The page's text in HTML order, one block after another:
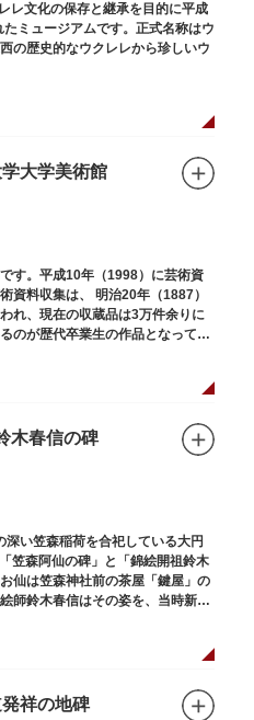
レ文化の保存と継承を目的に平成
ミュージアムです。正式名称はウ
の歴史的なウクレレから珍しいウ
大学美術館
す。平成10年（1998）に芸術資
資料収集は、 明治20年（1887）
れ、現在の収蔵品は3万件余りに
のが歴代卒業生の作品となってい
木春信の碑
い笠森稲荷を合祀している大円
笠森阿仙の碑」と「錦絵開祖鈴木
仙は笠森神社前の茶屋「鍵屋」の
師鈴木春信はその姿を、当時新し
描きました。
祥の地碑